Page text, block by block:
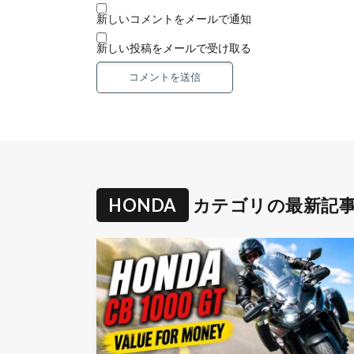
新しいコメントをメールで通知
新しい投稿をメールで受け取る
HONDA カテゴリの最新記